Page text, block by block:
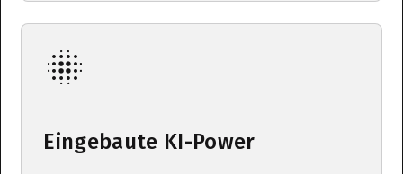
Eingebaute KI-Power